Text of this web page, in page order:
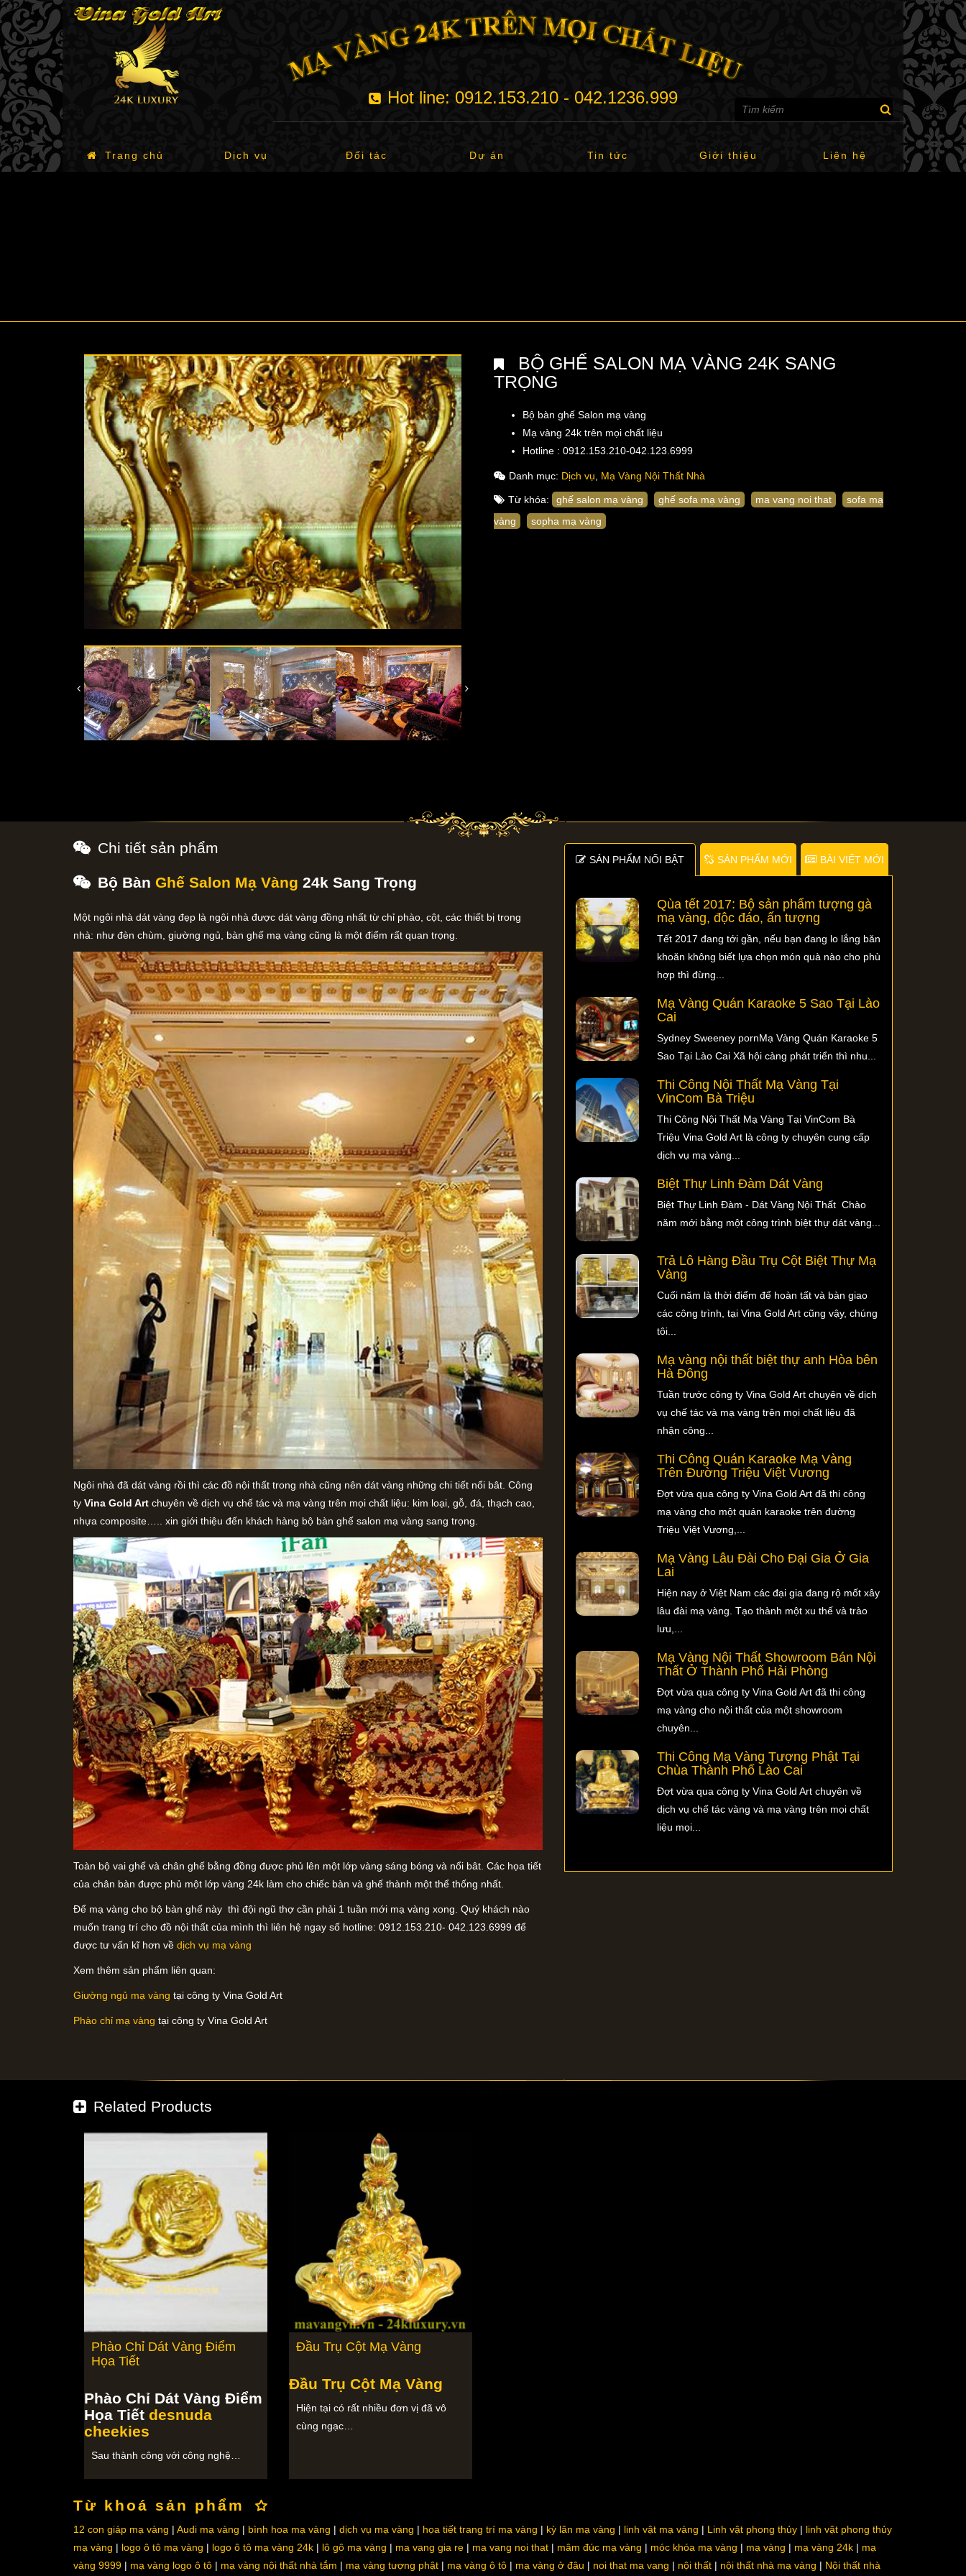
Hot line: 0912.153.210 - 042.1236.999
Trang chủ Dịch vụ Đối tác Dự án Tin tức Giới thiệu Liên hệ
BỘ GHẾ SALON MẠ VÀNG 24K SANG
TRỌNG
Bộ bàn ghế Salon mạ vàng
Mạ vàng 24k trên mọi chất liệu
Hotline : 0912.153.210-042.123.6999
Danh mục: Dịch vụ Mạ Vàng Nội Thất Nhà
Từ khóa: ghế salon mạ vàng ghế sofa mạ vàng ma vang noi that
sofa mạ
vàng
sopha mạ vàng
Chi tiết sản phẩm
Bộ Bàn Ghế Salon Mạ Vàng 24k Sang Trọng
Một ngôi nhà dát vàng đẹp là ngôi nhà được dát vàng đồng nhất từ chỉ phào, cột, các thiết bị trong
nhà: như đèn chùm, giường ngủ, bàn ghế mạ vàng cũng là một điểm rất quan trọng.
Ngôi nhà đã dát vàng rồi thì các đồ nội thất trong nhà cũng nên dát vàng những chi tiết nổi bât. Công
ty Vina Gold Art chuyên về dịch vụ chế tác và mạ vàng trên mọi chất liệu: kim loại, gỗ, đá, thạch cao,
nhựa composite….. xin giới thiệu đến khách hàng bộ bàn ghế salon mạ vàng sang trọng.
Toàn bộ vai ghế và chân ghế bằng đồng được phủ lên một lớp vàng sáng bóng và nổi bât. Các họa tiết
của chân bàn được phủ một lớp vàng 24k làm cho chiếc bàn và ghế thành một thể thống nhất.
Để mạ vàng cho bộ bàn ghế này thì đội ngũ thợ cần phải 1 tuần mới mạ vàng xong. Quý khách nào
muốn trang trí cho đồ nội thất của mình thì liên hệ ngay số hotline: 0912.153.210- 042.123.6999 để
được tư vấn kĩ hơn về dịch vụ mạ vàng
Xem thêm sản phẩm liên quan:
Giường ngủ mạ vàng tại công ty Vina Gold Art
Phào chỉ mạ vàng tại công ty Vina Gold Art
SẢN PHẨM NỐI BẬT SẢN PHẨM MỚI BÀI VIẾT MỚI
Qùa tết 2017: Bộ sản phẩm tượng gà
mạ vàng, độc đáo, ấn tượng
Tết 2017 đang tới gần, nếu bạn đang lo lắng băn
khoăn không biết lựa chọn món quà nào cho phù
hợp thì đừng...
Mạ Vàng Quán Karaoke 5 Sao Tại Lào
Cai
Sydney Sweeney pornMạ Vàng Quán Karaoke 5
Sao Tại Lào Cai Xã hội càng phát triển thì nhu...
Thi Công Nội Thất Mạ Vàng Tại
VinCom Bà Triệu
Thi Công Nội Thất Mạ Vàng Tại VinCom Bà
Triệu Vina Gold Art là công ty chuyên cung cấp
dịch vụ mạ vàng...
Biệt Thự Linh Đàm Dát Vàng
Biệt Thự Linh Đàm - Dát Vàng Nội Thất Chào
năm mới bằng một công trình biệt thự dát vàng...
Trả Lô Hàng Đầu Trụ Cột Biệt Thự Mạ
Vàng
Cuối năm là thời điểm để hoàn tất và bàn giao
các công trình, tại Vina Gold Art cũng vậy, chúng
tôi...
Mạ vàng nội thất biệt thự anh Hòa bên
Hà Đông
Tuần trước công ty Vina Gold Art chuyên về dịch
vụ chế tác và mạ vàng trên mọi chất liệu đã
nhận công...
Thi Công Quán Karaoke Mạ Vàng
Trên Đường Triệu Việt Vương
Đợt vừa qua công ty Vina Gold Art đã thi công
mạ vàng cho một quán karaoke trên đường
Triệu Việt Vương,...
Mạ Vàng Lâu Đài Cho Đại Gia Ở Gia
Lai
Hiện nay ở Việt Nam các đại gia đang rộ mốt xây
lâu đài mạ vàng. Tạo thành một xu thế và trào
lưu,...
Mạ Vàng Nội Thất Showroom Bán Nội
Thất Ở Thành Phố Hải Phòng
Đợt vừa qua công ty Vina Gold Art đã thi công
mạ vàng cho nội thất của một showroom
chuyên...
Thi Công Mạ Vàng Tượng Phật Tại
Chùa Thành Phố Lào Cai
Đợt vừa qua công ty Vina Gold Art chuyên về
dịch vụ chế tác vàng và mạ vàng trên mọi chất
liệu mọi...
Related Products
Phào Chỉ Dát Vàng Điểm
Họa Tiết
Phào Chỉ Dát Vàng Điểm
Họa Tiết desnuda
cheekies
Sau thành công với công nghệ…
Đầu Trụ Cột Mạ Vàng
Đầu Trụ Cột Mạ Vàng
Hiện tại có rất nhiều đơn vị đã vô
cùng ngạc…
Từ khoá sản phẩm
12 con giáp mạ vàng Audi mạ vàng bình hoa mạ vàng dịch vụ mạ vàng họa tiết trang trí mạ vàng kỳ lân mạ vàng linh vật mạ vàng Linh vật phong thủy
linh vật phong thủy
mạ vàng
logo ô tô mạ vàng logo ô tô mạ vàng 24k lô gô mạ vàng ma vang gia re ma vang noi that mâm đúc mạ vàng móc khóa mạ vàng mạ vàng mạ vàng 24k
mạ
vàng 9999
mạ vàng logo ô tô mạ vàng nội thất nhà tắm mạ vàng tượng phật mạ vàng ô tô mạ vàng ở đâu noi that ma vang nội thất nội thất nhà mạ vàng Nội thất nhà